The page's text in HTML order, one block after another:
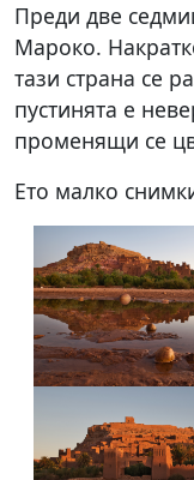
Преди две
Мароко.
тази страна се
пустинята е
променящи се
Ето малко